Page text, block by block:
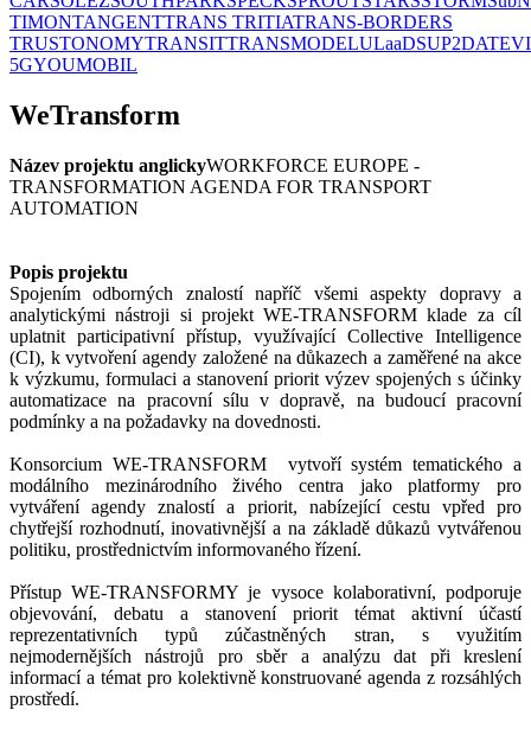
TIMONTANGENTTRANS TRITIATRANS-BORDERS
TRUSTONOMYTRANSITTRANSMODELULaaDSUP2DATE
5GYOUMOBIL
WeTransform
Název projektu anglickyWORKFORCE EUROPE -
TRANSFORMATION AGENDA FOR TRANSPORT
AUTOMATION
Popis projektu
Spojením odborných znalostí napříč všemi aspekty dopravy a
analytickými nástroji si projekt WE-TRANSFORM klade za cíl
uplatnit participativní přístup, využívající Collective Intelligence
(CI), k vytvoření agendy založené na důkazech a zaměřené na akce
k výzkumu, formulaci a stanovení priorit výzev spojených s účinky
automatizace na pracovní sílu v dopravě, na budoucí pracovní
podmínky a na požadavky na dovednosti.
Konsorcium WE-TRANSFORM vytvoří systém tematického a
modálního mezinárodního živého centra jako platformy pro
vytváření agendy znalostí a priorit, nabízející cestu vpřed pro
chytřejší rozhodnutí, inovativnější a na základě důkazů vytvářenou
politiku, prostřednictvím informovaného řízení.
Přístup WE-TRANSFORMY je vysoce kolaborativní, podporuje
objevování, debatu a stanovení priorit témat aktivní účastí
reprezentativních typů zúčastněných stran, s využitím
nejmodernějších nástrojů pro sběr a analýzu dat při kreslení
informací a témat pro kolektivně konstruované agenda z rozsáhlých
prostředí.